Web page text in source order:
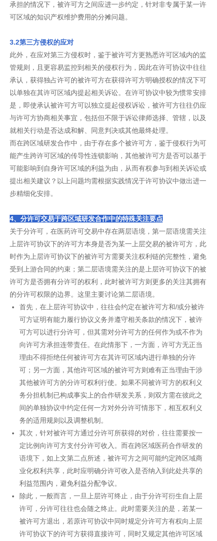
承担的情况下，被许可方之间应进一步约定，针对非专属于某一许
可区域的知识产权维护费用的分摊问题。
3.2第三方侵权的应对
此外，在应对第三方侵权时，鉴于被许可方更熟悉许可区域内的监
管规则，且更容易监控到相关的侵权行为，因此在许可协议中往往
承认，获得独占许可的被许可方在获得许可方明确授权的情况下可
以单独在其许可区域内提起相关诉讼。在许可协议中较为惯常安排
是，即使承认被许可方可以独立提起侵权诉讼，被许可方往往仍应
与许可方协商相关事宜，包括但不限于诉讼律师选择、管辖，以及
就相关行动是否达成和解、同意判决或其他最终处理。
而在跨区域研发合作中，由于存在多个被许可方，鉴于侵权行为可
能产生跨许可区域的传导性连锁影响，其他被许可方是否可以基于
可能影响到自身许可区域的利益为由，从而有权参与到相关诉讼或
提出相关建议？以上问题均需根据实践情况于许可协议中做出进一
步精细化安排。
4、分许可交易于跨区域研发合作中的特殊关注要点
关于分许可，在医药许可交易中存在两层语境，第一层语境需关注
上层许可协议下的许可方本身是否为某一上层交易的被许可方，此
时作为上层许可协议下的被许可方需要关注权利链的完整性，避免
受到上游合同的约束；第二层语境需关注的是上层许可协议下的被
许可方是否拥有分许可的权利，此时被许可方则更多的关注其拥有
的分许可权限的边界。这里主要讨论第二层语境。
首先，在上层许可协议中，往往会约定在被许可方和/或分被许
可方证明有能力履行协议义务并遵守相关条款的情况下，被许
可方可以进行分许可，但其需对分许可方的任何作为或不作为
向许可方承担连带责任。在此情形下，一方面，许可方无正当
理由不得拒绝任何被许可方在其许可区域内进行单独的分许
可；另一方面，其他许可区域的被许可方则难有正当理由干涉
其他被许可方的分许可权利行使。如果不同被许可方的权利义
务分担机制已构成事实上的合作研发关系，则双方需在彼此之
间的单独协议中约定任何一方对外分许可情形下，相互权利义
务的适用规则以及调整机制。
其次，针对被许可方通过分许可所获得的对价，往往需要按一
定比例向许可方支付分许可收入。而在跨区域医药合作研发的
语境下，如上文第二点所述，被许可方之间可能约定跨区域商
业化权利共享，此时应明确分许可收入是否纳入到此处共享的
利益范围内，避免利益分配争议。
除此，一般而言，一旦上层许可终止，由于分许可衍生自上层
许可，分许可往往也会随之终止。此时需要关注的是，若某一
被许可方退出，若原许可协议中同时规定分许可方有权向上层
许可协议下的许可方获得直接许可，同时又规定其他许可区域